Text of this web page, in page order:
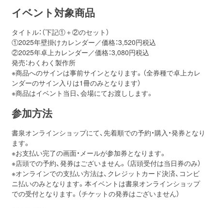
イベント対象商品
タイトル：（下記①＋②のセット）
①2025年壁掛けカレンダー／価格：3,520円税込
②2025年卓上カレンダー／価格：3,080円税込
発売：わくわく製作所
※商品へのサインは事前サインとなります。（全券種で卓上カレ
ンダーのサイン入りは1冊のみとなります）
※商品はイベント当日、会場にてお渡しします。
参加方法
書泉オンラインショップにて、先着順での予約・購入・発券となり
ます。
※お支払い完了の画面・メールが参加券となります。
※店頭での予約、発券はございません。（店頭受付は当日券のみ）
※オンラインでの支払い方法は、クレジットカード決済、コンビ
ニ払いのみとなります。本イベントは書泉オンラインショップ
での受付となります。（チケットの発券はございません）